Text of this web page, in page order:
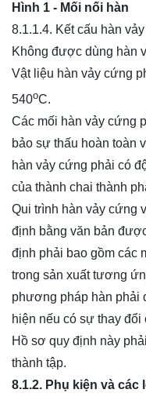
Hình 1 - Mối nối hàn
8.1.1.4. Kết cấu hàn
Không được dùng hàn
Vật liệu hàn vảy cứng
540oC.
Các mối hàn vảy cứng
bảo sự thấu hoàn toàn
hàn vảy cứng phải có
của thành chai thành
Qui trình hàn vảy cứng
định bằng văn bản
định phải bao gồm các
trong sản xuất tương
phương pháp hàn phải
hiện nếu có sự thay đổi
Hồ sơ quy định này
thành tập.
8.1.2. Phụ kiện và các